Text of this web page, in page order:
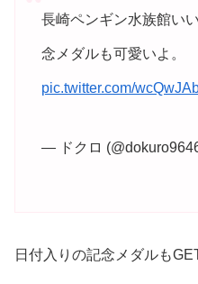
長崎ペンギン水族館い
念メダルも可愛いよ。
pic.twitter.com/
— ドクロ
日付入りの記念メダルも